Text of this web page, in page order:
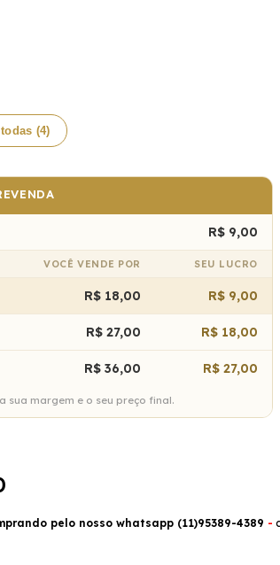
(4)
R$ 9,00
VOCÊ VENDE POR SEU LUCRO
R$ 18,00 R$ 9,00
R$ 27,00 R$ 18,00
R$ 36,00 R$ 27,00
sua margem e o seu preço final.
pelo nosso whatsapp (11)95389-4389 -